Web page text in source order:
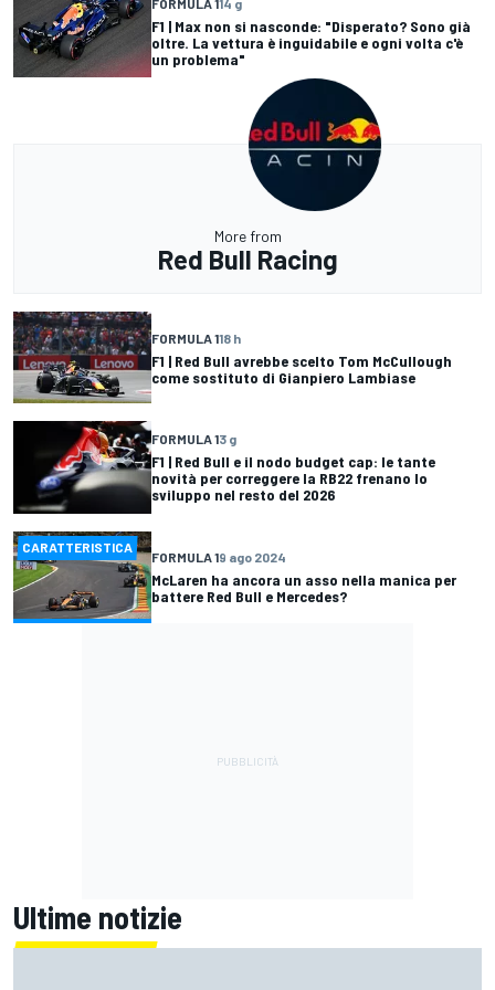
FORMULA 114 g
F1 | Max non si nasconde: "Disperato? Sono già
oltre. La vettura è inguidabile e ogni volta c'è
un problema"
More from
Red Bull Racing
FORMULA 118 h
F1 | Red Bull avrebbe scelto Tom McCullough
come sostituto di Gianpiero Lambiase
FORMULA 13 g
F1 | Red Bull e il nodo budget cap: le tante
novità per correggere la RB22 frenano lo
sviluppo nel resto del 2026
CARATTERISTICA
FORMULA 19 ago 2024
McLaren ha ancora un asso nella manica per
battere Red Bull e Mercedes?
Ultime notizie